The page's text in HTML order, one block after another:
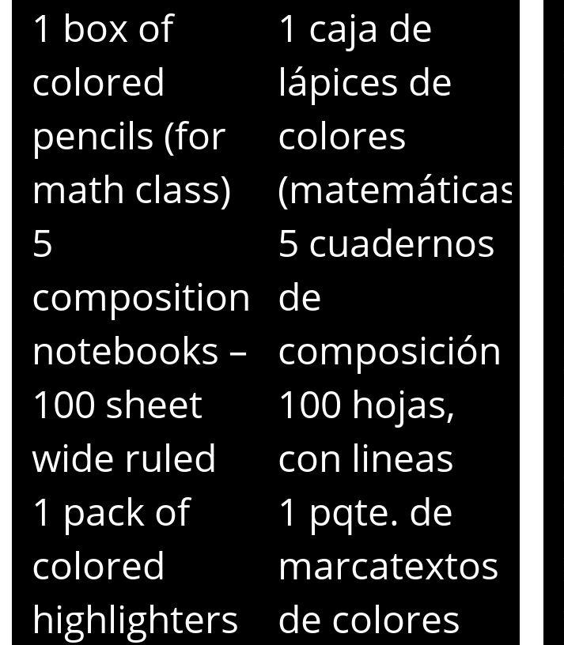
1 box of
colored
pencils (for
math class)
5
composition
notebooks –
100 sheet
wide ruled
1 pack of
colored
highlighters
1 caja de
lápices de
colores
(matemáticas)
5 cuadernos
de
composición de
100 hojas,
con lineas
1 pqte. de
marcatextos
de colores